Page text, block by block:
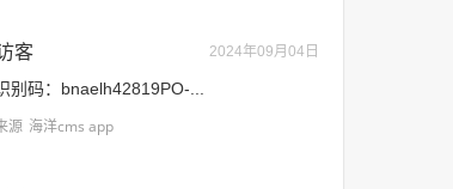
客 2024年09月04日
别码：bnaelh42819PO-...
源 海洋cms app